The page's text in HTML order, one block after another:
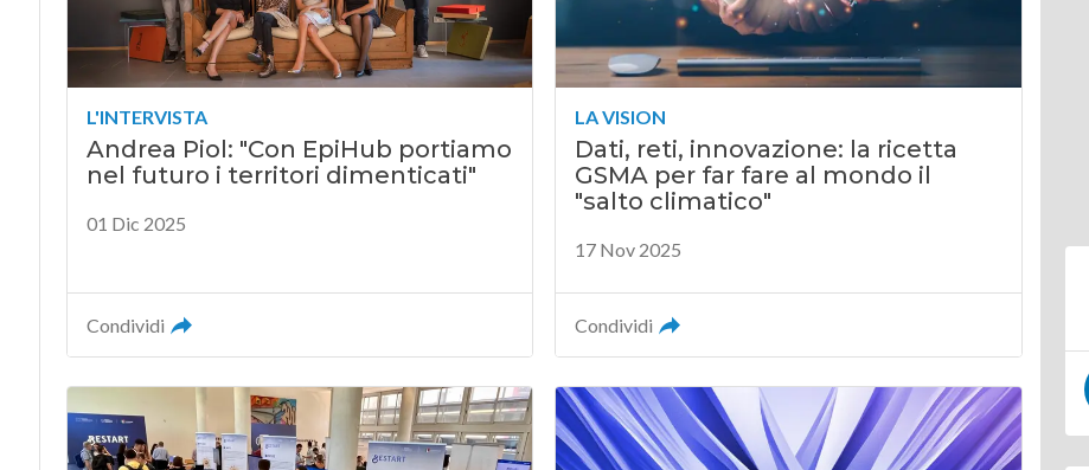
L'INTERVISTA
Andrea Piol: "Con EpiHub portiamo
nel futuro i territori dimenticati"
01 Dic 2025
Condividi
LA VISION
Dati, reti, innovazione: la ricetta
GSMA per far fare al mondo il
"salto climatico"
17 Nov 2025
Condividi